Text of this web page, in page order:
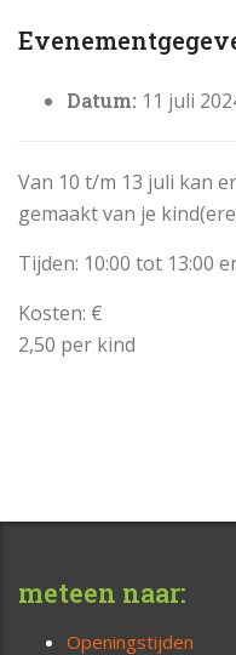
Datum: 11 juli
Van 10 t/m 13 juli kan
gemaakt van je
Tijden: 10:00 tot 13:00
Kosten: €
2,50 per kind
meteen naar:
Openingstijden